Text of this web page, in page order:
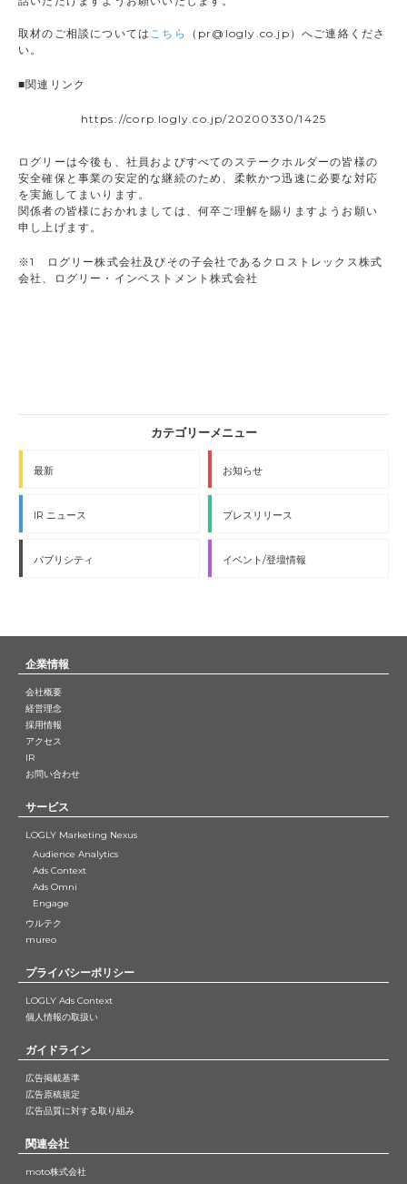
取材のご相談については こちら
（pr@logly.co.jp）へご連絡くださ
い。
■関連リンク
https://corp.logly.co.jp/20200330/1425
ログリーは今後も、社員およびすべてのステークホルダーの皆様の
安全確保と事業の安定的な継続のため、柔軟かつ迅速に必要な対応
を実施してまいります。
関係者の皆様におかれましては、何卒ご理解を賜りますようお願い
申し上げます。
※1 ログリー株式会社及びその子会社であるクロストレックス株式
会社、ログリー・インベストメント株式会社
最新 お知らせ
IR ニュース プレスリリース
パブリシティ イベント/登壇情報
企業情報
会社概要
経営理念
採用情報
アクセス
IR
お問い合わせ
サービス
LOGLY Marketing Nexus
Audience Analytics
Ads Context
Ads Omni
Engage
ウルテク
mureo
プライバシーポリシー
LOGLY Ads Context
個人情報の取扱い
ガイドライン
広告掲載基準
広告原稿規定
広告品質に対する取り組み
関連会社
moto株式会社